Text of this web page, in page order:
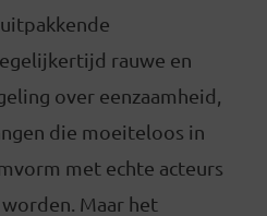
rauwe en
over eenzaamheid,
die moeiteloos in
met echte acteurs
Maar het